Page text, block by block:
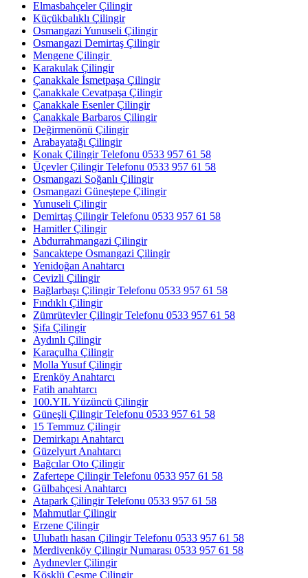
Elmasbahçeler Çilingir
Küçükbalıklı Çilingir
Osmangazi Yunuseli Çilingir
Osmangazi Demirtaş Çilingir
Mengene Çilingir
Karakulak Çilingir
Çanakkale İsmetpaşa Çilingir
Çanakkale Cevatpaşa Çilingir
Çanakkale Esenler Çilingir
Çanakkale Barbaros Çilingir
Değirmenönü Çilingir
Arabayatağı Çilingir
Konak Çilingir Telefonu 0533 957 61 58
Üçevler Çilingir Telefonu 0533 957 61 58
Osmangazi Soğanlı Çilingir
Osmangazi Güneştepe Çilingir
Yunuseli Çilingir
Demirtaş Çilingir Telefonu 0533 957 61 58
Hamitler Çilingir
Abdurrahmangazi Çilingir
Sancaktepe Osmangazi Çilingir
Yenidoğan Anahtarcı
Cevizli Çilingir
Bağlarbaşı Çilingir Telefonu 0533 957 61 58
Fındıklı Çilingir
Zümrütevler Çilingir Telefonu 0533 957 61 58
Şifa Çilingir
Aydınlı Çilingir
Karaçulha Çilingir
Molla Yusuf Çilingir
Erenköy Anahtarcı
Fatih anahtarcı
100.YIL Yüzüncü Çilingir
Güneşli Çilingir Telefonu 0533 957 61 58
15 Temmuz Çilingir
Demirkapı Anahtarcı
Güzelyurt Anahtarcı
Bağcılar Oto Çilingir
Zafertepe Çilingir Telefonu 0533 957 61 58
Gülbahçesi Anahtarcı
Atapark Çilingir Telefonu 0533 957 61 58
Mahmutlar Çilingir
Erzene Çilingir
Ulubatlı hasan Çilingir Telefonu 0533 957 61 58
Merdivenköy Çilingir Numarası 0533 957 61 58
Aydınevler Çilingir
Köşklü Çeşme Çilingir